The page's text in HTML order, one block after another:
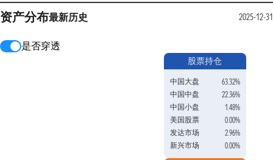
资产分布最新历史 2025-12-31
是否穿透
股票持仓
中国大盘
63.32%
中国中盘
22.36%
中国小盘
1.48%
美国股票
0.00%
发达市场
2.96%
新兴市场
0.00%